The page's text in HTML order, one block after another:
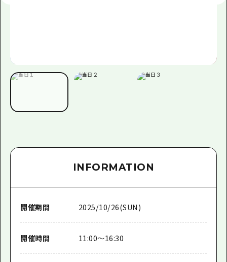
INFORMATION
開催期間 2025/10/26(SUN)
開催時間 11:00〜16:30